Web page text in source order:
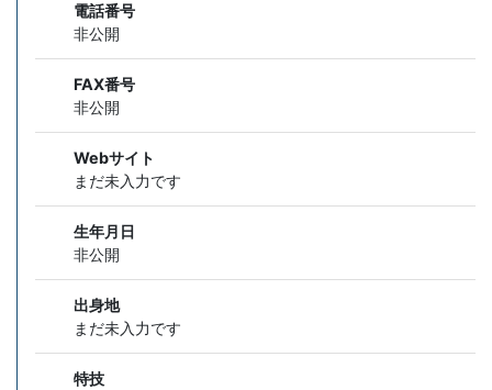
電話番号
非公開
FAX番号
非公開
Webサイト
まだ未入力です
生年月日
非公開
出身地
まだ未入力です
特技